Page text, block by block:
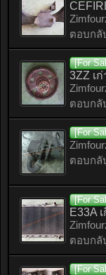
ตอบกลั
[For
3ZZ เ
ตอบกลั
[For
ตอบกลั
[For
E33A
ตอบกลั
[For